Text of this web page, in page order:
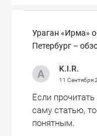
Ураган «Ирма»​
Петербург –
K.I.R.
11 Сентября
Если
саму статью,
понятным.